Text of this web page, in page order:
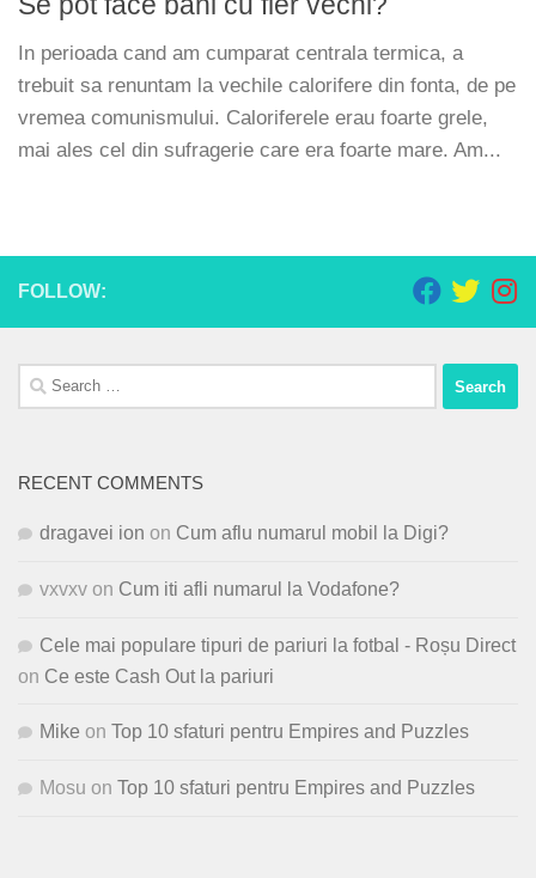
In perioada cand am cumparat centrala termica, a
trebuit sa renuntam la vechile calorifere din fonta, de pe
vremea comunismului. Caloriferele erau foarte grele,
mai ales cel din sufragerie care era foarte mare. Am...
FOLLOW:
Search
for:
RECENT COMMENTS
dragavei ion on Cum aflu numarul mobil la Digi?
vxvxv on Cum iti afli numarul la Vodafone?
Cele mai populare tipuri de pariuri la fotbal - Roșu Direct
on Ce este Cash Out la pariuri
Mike on Top 10 sfaturi pentru Empires and Puzzles
Mosu on Top 10 sfaturi pentru Empires and Puzzles